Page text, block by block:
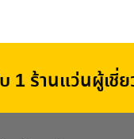
1 ร้านแว่นผู้เชี่